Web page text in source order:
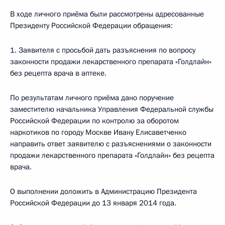
В ходе личного приёма были рассмотрены адресованные
Президенту Российской Федерации обращения:
1. Заявителя с просьбой дать разъяснения по вопросу
законности продажи лекарственного препарата «Голдлайн»
без рецепта врача в аптеке.
По результатам личного приёма дано поручение
заместителю начальника Управления Федеральной службы
Российской Федерации по контролю за оборотом
наркотиков по городу Москве Ивану Елисаветченко
направить ответ заявителю с разъяснениями о законности
продажи лекарственного препарата «Голдлайн» без рецепта
врача.
О выполнении доложить в Администрацию Президента
Российской Федерации до 13 января 2014 года.